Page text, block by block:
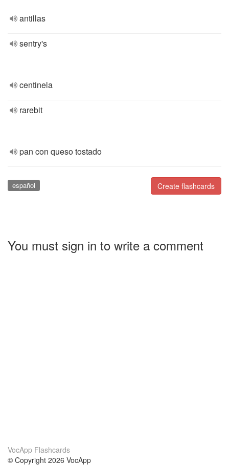
antillas
sentry's
centinela
rarebit
pan con queso tostado
Create flashcards
español
You must sign in to write a comment
VocApp Flashcards
© Copyright 2026 VocApp